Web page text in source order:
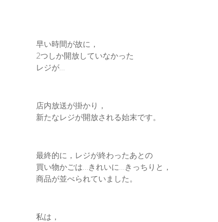
早い時間が故に，
2つしか開放していなかった
レジが…
店内放送が掛かり，
新たなレジが開放される始末です。
最終的に，レジが終わったあとの
買い物かごは…きれいに…きっちりと，
商品が並べられていました。
私は，